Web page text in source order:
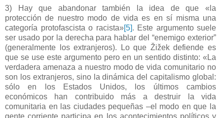
3) Hay que abandonar también la idea de que «la
protección de nuestro modo de vida es en sí misma una
categoría protofascista o racista»[5]. Este argumento suele
ser usado por la derecha para hablar del “enemigo exterior”
(generalmente los extranjeros). Lo que Žižek defiende es
que se use este argumento pero en un sentido distinto: «La
verdadera amenaza a nuestro modo de vida comunitario no
son los extranjeros, sino la dinámica del capitalismo global:
sólo en los Estados Unidos, los últimos cambios
económicos han contribuido más a destruir la vida
comunitaria en las ciudades pequeñas –el modo en que la
gente corriente participa en los acontecimientos políticos y